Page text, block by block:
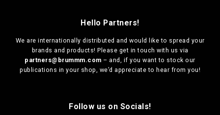
Hello Partners!
We are internationally distributed and would like to spread your
brands and products! Please get in touch with us via
partners@brummm.com – and, if you want to stock our
publications in your shop, we’d appreciate to hear from you!
Follow us on Socials!